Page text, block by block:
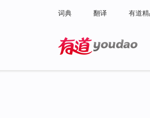
词典 翻译 有道